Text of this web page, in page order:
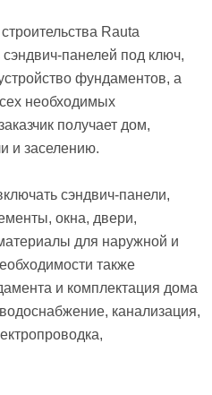
Rauta
панелей под ключ,
фундаментов, а
необходимых
получает дом,
и заселению.
сэндвич-панели,
окна, двери,
для наружной и
также
и комплектация дома
канализация,